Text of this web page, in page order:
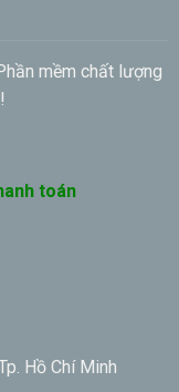
mềm chất lượng
toán
Hồ Chí Minh